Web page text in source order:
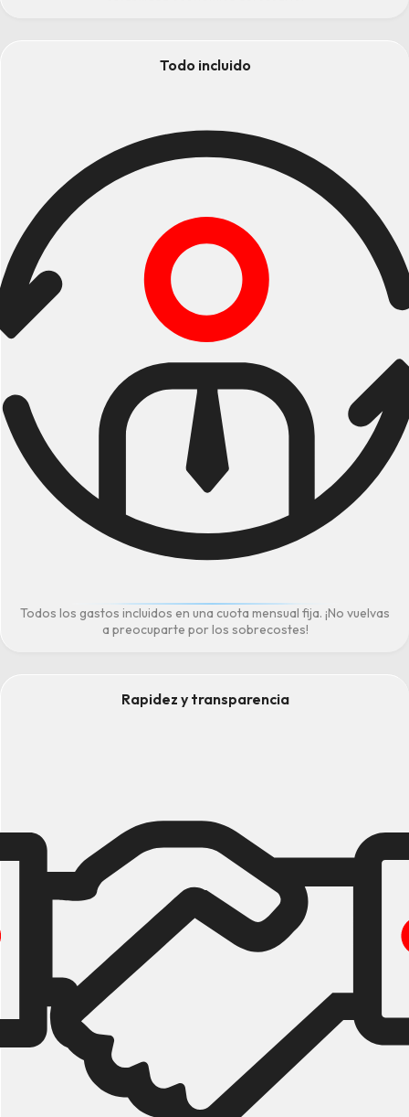
Todo incluido
Todos los gastos incluidos en una cuota mensual fija. ¡No vuelvas
a preocuparte por los sobrecostes!
Rapidez y transparencia